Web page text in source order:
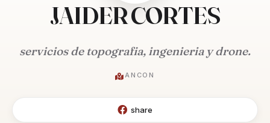
JAIDER CORTES
servicios de topografia, ingenieria y drone.
ANCON
share